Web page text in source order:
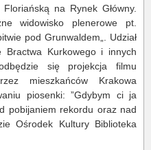
Floriańską na Rynek Główny.
widowisko plenerowe pt.
pod Grunwaldem„. Udział
Bractwa Kurkowego i innych
się projekcja filmu
mieszkańców Krakowa
piosenki: ”Gdybym ci ja
pobijaniem rekordu oraz nad
Ośrodek Kultury Biblioteka